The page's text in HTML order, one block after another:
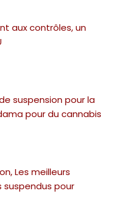
aux contrôles, un
suspension pour la
pour du cannabis
Les meilleurs
suspendus pour